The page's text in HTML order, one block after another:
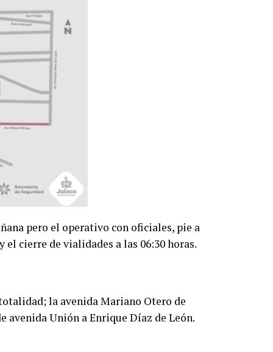
pero el operativo con oficiales, pie a
cierre de vialidades a las 06:30 horas.
la avenida Mariano Otero de
avenida Unión a Enrique Díaz de León.